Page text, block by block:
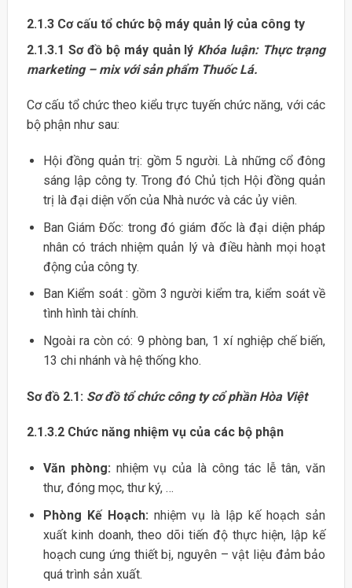
2.1.3 Cơ cấu tổ chức bộ máy quản lý của công ty
2.1.3.1 Sơ đồ bộ máy quản lý Khóa luận: Thực trạng
marketing – mix với sản phẩm Thuốc Lá.
Cơ cấu tổ chức theo kiểu trực tuyến chức năng, với các
bộ phận như sau:
Hội đồng quản trị: gồm 5 người. Là những cổ đông
sáng lập công ty. Trong đó Chủ tịch Hội đồng quản
trị là đại diện vốn của Nhà nước và các ủy viên.
Ban Giám Đốc: trong đó giám đốc là đại diện pháp
nhân có trách nhiệm quản lý và điều hành mọi hoạt
động của công ty.
Ban Kiểm soát : gồm 3 người kiểm tra, kiểm soát về
tình hình tài chính.
Ngoài ra còn có: 9 phòng ban, 1 xí nghiệp chế biến,
13 chi nhánh và hệ thống kho.
Sơ đồ 2.1: Sơ đồ tổ chức công ty cổ phần Hòa Việt
2.1.3.2 Chức năng nhiệm vụ của các bộ phận
Văn phòng: nhiệm vụ của là công tác lễ tân, văn
thư, đóng mọc, thư ký, …
Phòng Kế Hoạch: nhiệm vụ là lập kế hoạch sản
xuất kinh doanh, theo dõi tiến độ thực hiện, lập kế
hoạch cung ứng thiết bị, nguyên – vật liệu đảm bảo
quá trình sản xuất.